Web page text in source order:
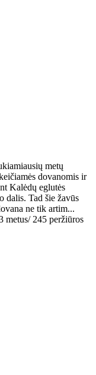
metų
dovanomis ir
Kalėdų eglutės
dalis. Tad šie žavūs
ne tik artim...
metus/ 245 peržiūros